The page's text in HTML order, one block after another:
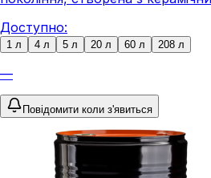
Доступно:
1 л 4 л 5 л 20 л 60 л 208 л
—
Повідомити коли з'явиться